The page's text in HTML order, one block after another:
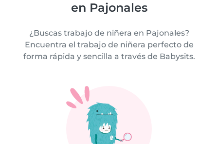
en Pajonales
¿Buscas trabajo de niñera en Pajonales?
Encuentra el trabajo de niñera perfecto de
forma rápida y sencilla a través de Babysits.